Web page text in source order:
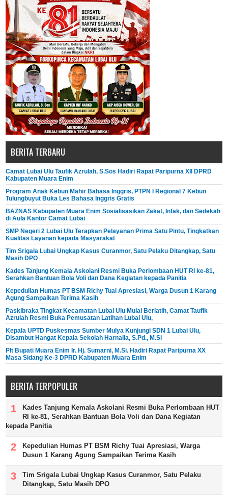
BERITA TERBARU
Camat Lubai Ulu Taufik Azrulah, S.Sos Hadiri Rapat Paripurna XII DPRD
Kabupaten Muara Enim
Program Anak Kebun Mahir Bahasa Inggris, PTPN I Regional 7 Kebun
Tulungbuyut Buka Les Bahasa Inggris Gratis
BAZNAS Kabupaten Muara Enim Sosialisasikan Zakat, Infak, dan Sedekah
di Aula Kantor Camat Lubai
SMP Negeri 2 Lubai Ulu Terapkan Pelayanan Prima Satu Pintu, Tingkatkan
Kualitas Layanan kepada Masyarakat
Tim Srigala Lubai Ungkap Kasus Curanmor, Satu Pelaku Ditangkap, Satu
Masih DPO
Kades Tanjung Kemala Askolani Resmi Buka Perlombaan HUT RI ke-81,
Serahkan Bantuan Bola Voli dan Dana Kegiatan kepada Panitia
Kepedulian Humas PT BSM Richy Tuai Apresiasi, Warga Dusun 1 Karang
Agung Sampaikan Terima Kasih
Paskibraka Tingkat Kecamatan Lubai Ulu Mulai Berlatih, Camat Taufik
Azrulah Resmi Buka Pemusatan Latihan Lubai Ulu,
Kepala UPTD Puskesmas Sumber Mulya Kunjungi SDN 1 Lubai Ulu,
Disambut Hangat Kepala Sekolah Harnalia, S.Pd., M.Si
Plt Bupati Muara Enim Ir. Hj. Sumarni, M.Si. Hadiri Rapat Paripurna XX
Masa Sidang Ke-3 DPRD Kabupaten Muara Enim
BERITA TERPOPULER
Kades Tanjung Kemala Askolani Resmi Buka Perlombaan HUT
RI ke-81, Serahkan Bantuan Bola Voli dan Dana Kegiatan
kepada Panitia
Kepedulian Humas PT BSM Richy Tuai Apresiasi, Warga
Dusun 1 Karang Agung Sampaikan Terima Kasih
Tim Srigala Lubai Ungkap Kasus Curanmor, Satu Pelaku
Ditangkap, Satu Masih DPO